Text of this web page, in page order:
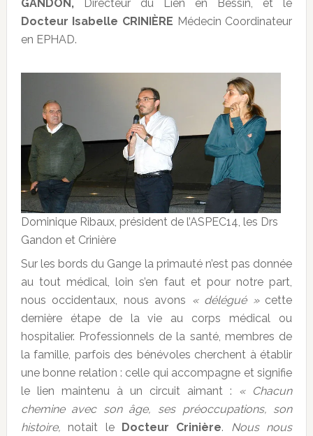
GANDON,Directeur du Lien en Bessin, et le
Docteur Isabelle CRINIÈRE Médecin Coordinateur
en EPHAD.
Dominique Ribaux, président de l’ASPEC14, les Drs
Gandon et Crinière
Sur les bords du Gange la primauté n’est pas donnée
au tout médical, loin s’en faut et pour notre part,
nous occidentaux, nous avons
« délégué »cette
dernière étape de la vie au corps médical ou
hospitalier. Professionnels de la santé, membres de
la famille, parfois des bénévoles cherchent à établir
une bonne relation : celle qui accompagne et signifie
le lien maintenu à un circuit aimant :
« Chacun
chemine avec son âge, ses préoccupations, son
histoire, notait leDocteur Crinière. Nous nous